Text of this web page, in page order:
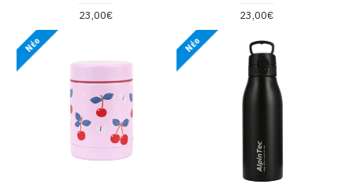
23,00€ 23,00€
Νέο Νέο